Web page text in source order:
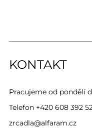
KONTAKT
Pracujeme od pondělí
Telefon +420 608 392
zrcadla@alfaram.cz